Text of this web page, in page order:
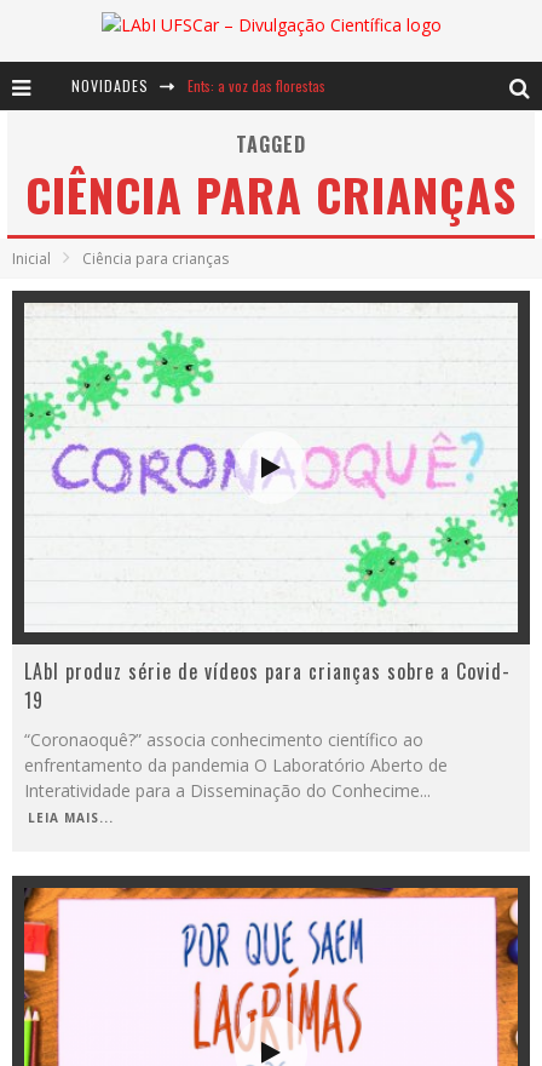
NOVIDADES Ents: a voz das florestas
Notáveis: Bertha Lutz
Baú de Histórias - A jamais imaginada aventura com os moinhos de vento
TAGGED
CIÊNCIA PARA CRIANÇAS
Inicial Ciência para crianças
LAbI produz série de vídeos para crianças sobre a Covid-
19
“Coronaoquê?” associa conhecimento científico ao
enfrentamento da pandemia O Laboratório Aberto de
Interatividade para a Disseminação do Conhecime...
LEIA MAIS...